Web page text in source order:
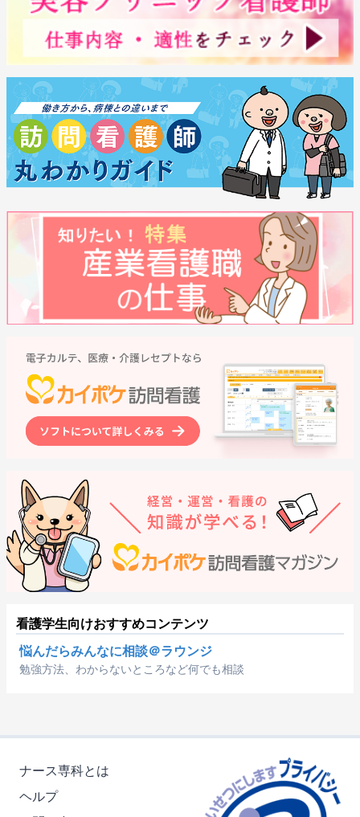
看護学生向けおすすめコンテンツ
悩んだらみんなに相談＠ラウンジ
勉強方法、わからないところなど何でも相談
ナース専科とは
ヘルプ